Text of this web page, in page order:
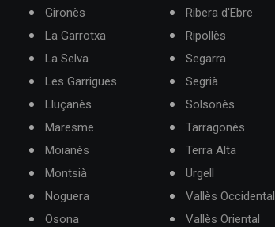
Gironès
La Garrotxa
La Selva
Les Garrigues
Lluçanès
Maresme
Moianès
Montsià
Noguera
Osona
Ribera d'Ebre
Ripollès
Segarra
Segrià
Solsonès
Tarragonès
Terra Alta
Urgell
Vallès Occidental
Vallès Oriental